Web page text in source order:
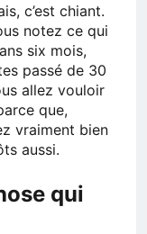
c’est chiant.
notez ce qui
six mois,
passé de 30
allez vouloir
que,
vraiment bien
aussi.
qui